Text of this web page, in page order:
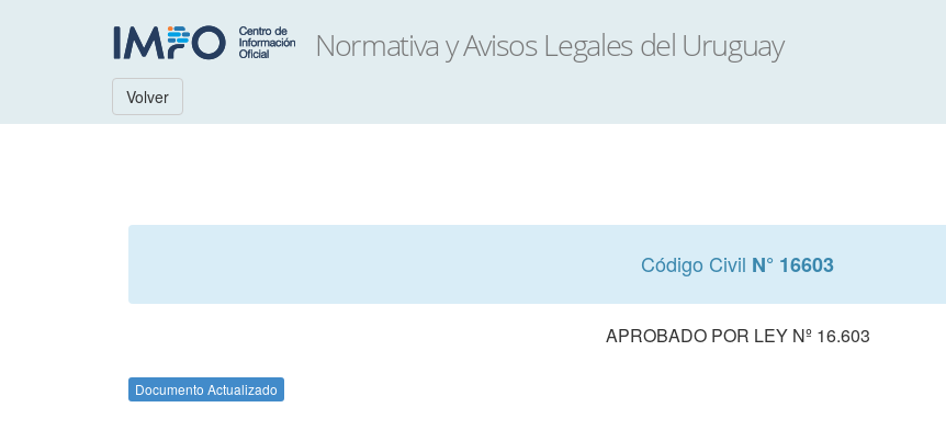
Volver
Código Civil N° 16603
APROBADO POR LEY Nº 16.603
Documento Actualizado